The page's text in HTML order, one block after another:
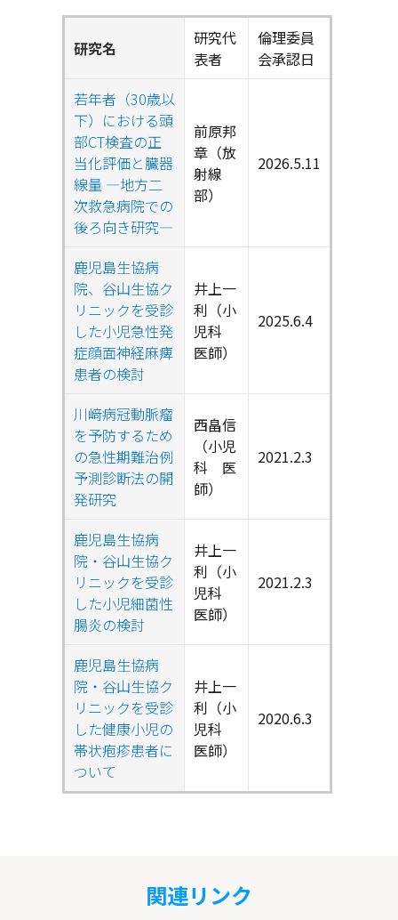
研究名
研究代
表者
倫理委員
会承認日
若年者（30歳以
下）における頭
部CT検査の正
当化評価と臓器
線量 ―地方二
次救急病院での
後ろ向き研究―
前原邦
章（放
射線
部）
2026.5.11
鹿児島生協病
院、谷山生協ク
リニックを受診
した小児急性発
症顔面神経麻痺
患者の検討
井上一
利（小
児科
医師）
2025.6.4
川﨑病冠動脈瘤
を予防するため
の急性期難治例
予測診断法の開
発研究
西畠信
（小児
科 医
師）
2021.2.3
鹿児島生協病
院・谷山生協ク
リニックを受診
した小児細菌性
腸炎の検討
井上一
利（小
児科
医師）
2021.2.3
鹿児島生協病
院・谷山生協ク
リニックを受診
した健康小児の
帯状疱疹患者に
ついて
井上一
利（小
児科
医師）
2020.6.3
関連リンク